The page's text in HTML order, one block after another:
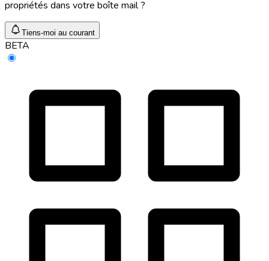
propriétés dans votre boîte mail ?
Tiens-moi au courant
BETA